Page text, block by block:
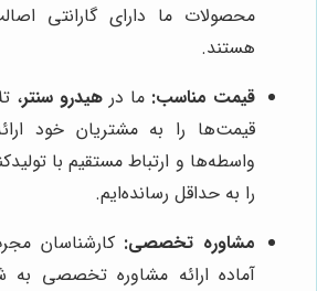
محصولات ما دارای گارانتی
هستند.
قیمت مناسب: ما در هیدرو سنتر،
قیمت‌ها را به مشتریان خود
واسطه‌ها و ارتباط مستقیم با
را به حداقل رسانده‌ایم.
مشاوره تخصصی: کارشناسان
آماده ارائه مشاوره تخصصی به